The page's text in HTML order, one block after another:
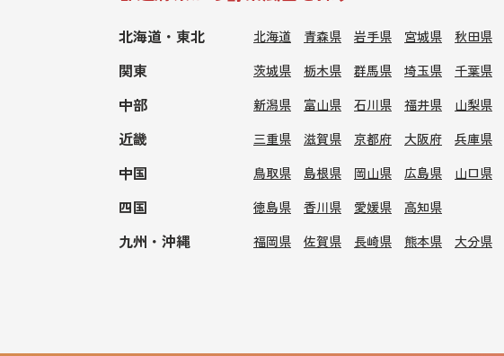
北海道・東北 北海道 青森県 岩手県 宮城県 秋田県
関東 茨城県 栃木県 群馬県 埼玉県 千葉県
中部 新潟県 富山県 石川県 福井県 山梨県
近畿 三重県 滋賀県 京都府 大阪府 兵庫県
中国 鳥取県 島根県 岡山県 広島県 山口県
四国 徳島県 香川県 愛媛県 高知県
九州・沖縄 福岡県 佐賀県 長崎県 熊本県 大分県